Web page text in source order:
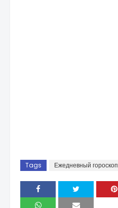
Tags Ежедневный гороскоп